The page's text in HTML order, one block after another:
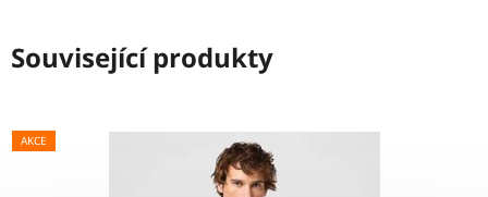
Související produkty
AKCE